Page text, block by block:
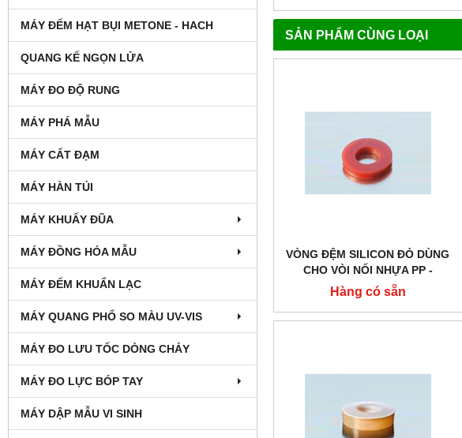
MÁY ĐẾM HẠT BỤI METONE - HACH
QUANG KẾ NGỌN LỬA
MÁY ĐO ĐỘ RUNG
MÁY PHÁ MẪU
MÁY CẤT ĐẠM
MÁY HÀN TÚI
MÁY KHUẤY ĐŨA
MÁY ĐỒNG HÓA MẪU
MÁY ĐẾM KHUẨN LẠC
MÁY QUANG PHỔ SO MÀU UV-VIS
MÁY ĐO LƯU TỐC DÒNG CHẢY
MÁY ĐO LỰC BÓP TAY
MÁY DẬP MẪU VI SINH
SẢN PHẨM CÙNG LOẠI
VÒNG ĐỆM SILICON ĐỎ DÙNG
CHO VÒI NỐI NHỰA PP -
DURAN
Hàng có sẵn